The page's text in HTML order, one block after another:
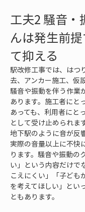
工夫2 騒音・
んは発生前
て抑える
駅改修工事では、はつ
去、アンカー施工、仮
騒音や振動を伴う作業
あります。施工者にと
あっても、利用者にと
として受け止められま
地下駅のように音が反
実際の音量以上に不快
ります。騒音や振動の
い」という内容だけで
こえにくい」「子ども
を考えてほしい」とい
ともあります。